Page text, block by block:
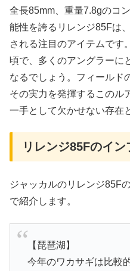
全長85mm、重量7.8gのコ
能性を誇るリレンジ85Fは
される注目のアイテムです
頃で、多くのアングラーに
なるでしょう。フィールド
その実力を発揮するこのル
一手として欠かせない存在
リレンジ85Fのイン
ジャッカルのリレンジ85F
で紹介します。
【琵琶湖】
今年のワカサギは比較